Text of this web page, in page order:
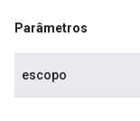
Parâmetros
escopo